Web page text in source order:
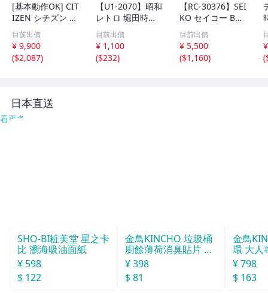
[基本動作OK] CIT
IZEN シチズン リ
ズム時計 掛時計
柱時計 置時計 電
池式 ビンテージ
アンティーク レ
目前出價
¥ 9,900
($2,087)
【U1-2070】昭和
レトロ 堀田時計
店 水晶和時計 尺
時計 掛け 木製 そ
ろばん アンティ
ーク 雑貨まとめ
目前出價
¥ 1,100
($232)
【RC-30376】SEI
KO セイコー BC1
10G 壁掛け時計
からくり時計 Wa
ve Symphony ウ
ェーブシンフォニ
目前出價
¥ 5,500
($1,160)
(
日本直送
看更多
SHO-BI粧美堂 星之卡
比 瀏海吸油面紙
¥ 598
$ 122
30天分
¥ 398
$ 81
金鳥
環 大人